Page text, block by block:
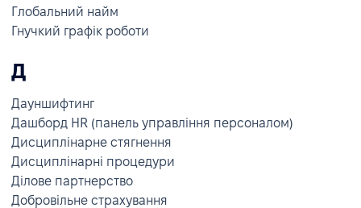
Глобальний найм
Гнучкий графік роботи
Д
Дауншифтинг
Дашборд HR (панель управління персоналом)
Дисциплінарне стягнення
Дисциплінарні процедури
Ділове партнерство
Добровільне страхування